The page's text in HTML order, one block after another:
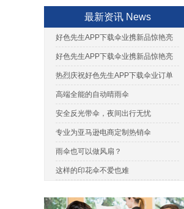
最新资讯 News
好色先生APP下载伞业携新品惊艳亮
相2023香港好色先生成人展
好色先生APP下载伞业携新品惊艳亮
相2023上海日用百货展
热烈庆祝好色先生APP下载伞业订单
跟踪系统隆重上线
高端全能的自动晴雨伞
安全反光带伞，夜间出行无忧
专业为亚马逊电商定制热销伞
雨伞也可以做风扇？
这样的印花伞不爱也难